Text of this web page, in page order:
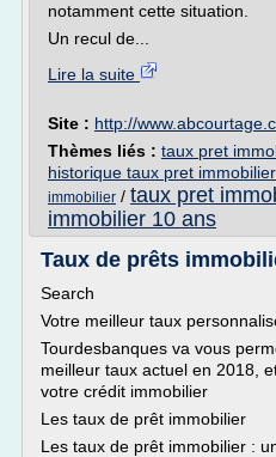
notamment cette situation.
Un recul de...
Lire la suite
Site : http://
Thèmes liés : taux pret
historique taux pret
immobilier / taux pret
immobilier 10 ans
Taux de prêts
Search
Votre meilleur taux
Tourdesbanques va vous
meilleur taux actuel en 2018,
votre crédit immobilier
Les taux de prêt immobilier
Les taux de prêt immobilier :